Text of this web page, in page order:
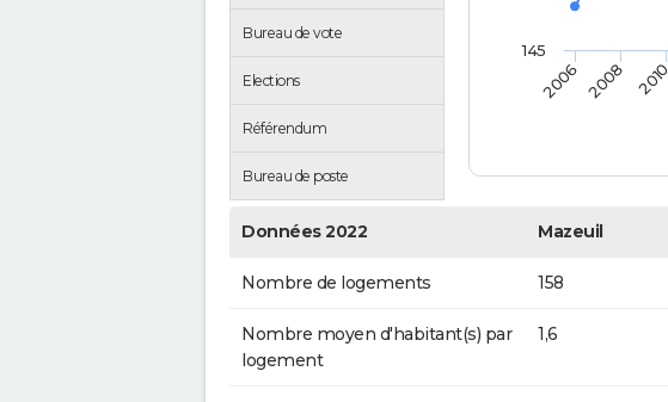
Bureau de vote
Elections
Référendum
Bureau de poste
2006 2008 2010
145
Données 2022 Mazeuil
Nombre de logements 158
Nombre moyen d'habitant(s) par
logement
1,6